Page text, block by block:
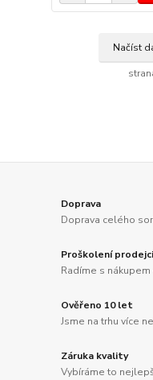
Načíst
Doprava
Doprava celého
Proškolení prodejci
Radíme s
Ověřeno 10 let
Jsme na trhu více
Záruka kvality
Vybíráme to